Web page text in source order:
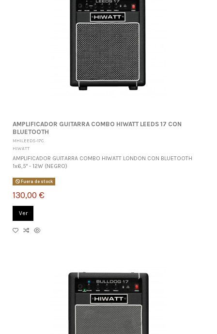
AMPLIFICADOR GUITARRA COMBO HIWATT LEEDS 17 CON
BLUETOOTH
MHILEEDS-17C
HIWATT
AMPLIFICADOR GUITARRA COMBO HIWATT LONDON CON BLUETOOTH
1x6,5" - 12W (NEGRO)
Fuera de stock
130,00 €
Ver